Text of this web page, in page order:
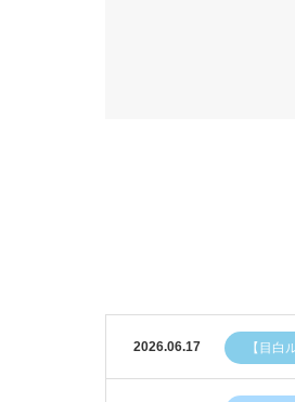
2026.06.17 【目白